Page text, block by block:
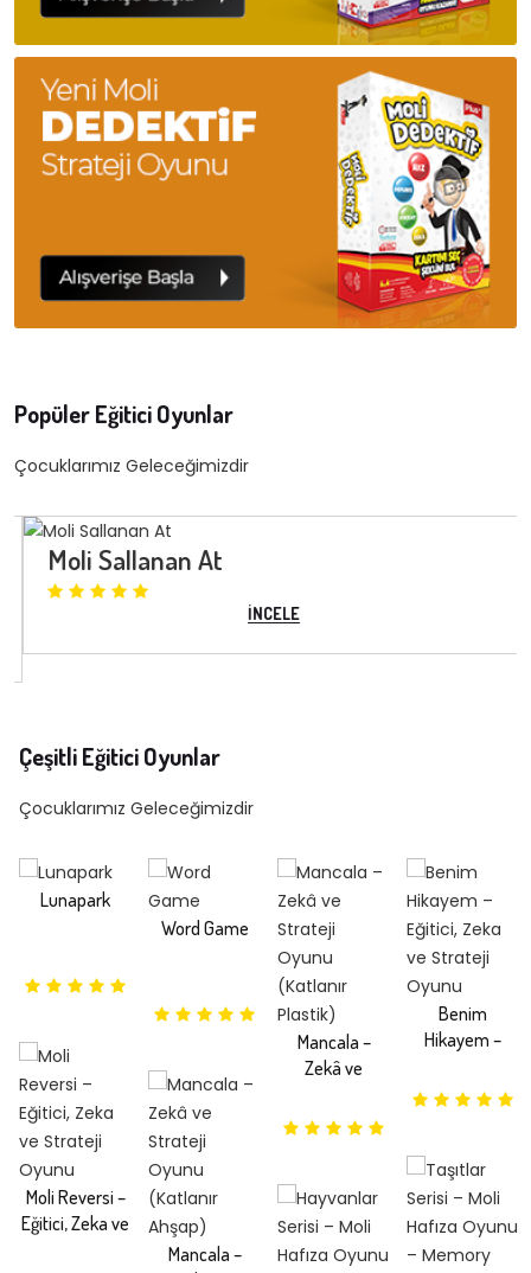
Popüler Eğitici Oyunlar
Çocuklarımız Geleceğimizdir
Moli Sallanan At
İNCELE
Çeşitli Eğitici Oyunlar
Çocuklarımız Geleceğimizdir
Lunapark
Moli Reversi –
Eğitici, Zeka ve
Word Game
Mancala –
Mancala –
Zekâ ve
(Katlanır
Benim
Hikayem –
Strateji Oyunu